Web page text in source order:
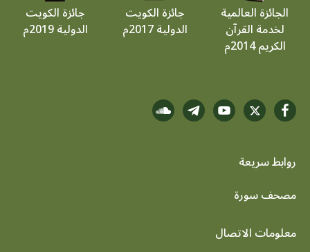
الجائزة العالمية
لخدمة القرآن
الكريم 2014م
جائزة الكويت
الدولية 2017م
جائزة الكويت
الدولية 2019م
روابط سريعة
footer menu
مصحف سورة
معلومات الاتصال